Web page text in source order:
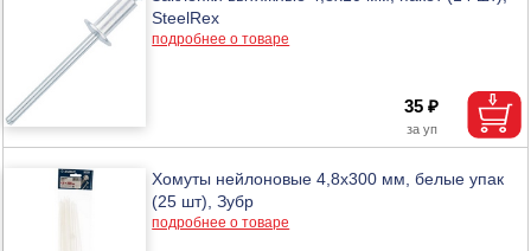
SteelRex
подробнее о товаре
35 ₽
Хомуты нейлоновые 4,8х300 мм, белые упак
(25 шт), Зубр
подробнее о товаре